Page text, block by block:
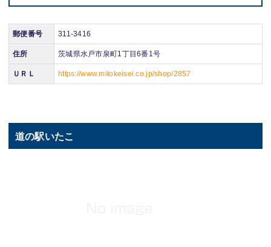
郵便番号 311-3416
住所 茨城県水戸市泉町1丁目6番1号
ＵＲＬ https://www.mitokeisei.co.jp/shop/2857
道の駅いたこ